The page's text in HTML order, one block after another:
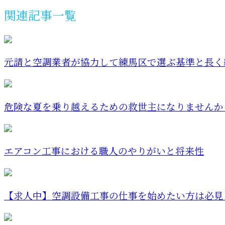
関連記事一覧
元請と空調業者が協力して練馬区で選ぶ基準と長
危険な夏を乗り越えるための救世主になりませんか
エアコン工事における職人のやりがいと将来性
【求人中】空調設備工事の仕事を始めたい方は必見